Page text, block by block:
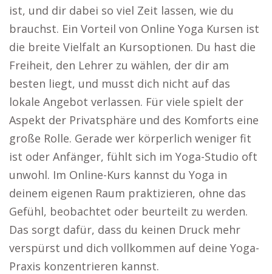
ist, und dir dabei so viel Zeit lassen, wie du
brauchst. Ein Vorteil von Online Yoga Kursen ist
die breite Vielfalt an Kursoptionen. Du hast die
Freiheit, den Lehrer zu wählen, der dir am
besten liegt, und musst dich nicht auf das
lokale Angebot verlassen. Für viele spielt der
Aspekt der Privatsphäre und des Komforts eine
große Rolle. Gerade wer körperlich weniger fit
ist oder Anfänger, fühlt sich im Yoga-Studio oft
unwohl. Im Online-Kurs kannst du Yoga in
deinem eigenen Raum praktizieren, ohne das
Gefühl, beobachtet oder beurteilt zu werden.
Das sorgt dafür, dass du keinen Druck mehr
verspürst und dich vollkommen auf deine Yoga-
Praxis konzentrieren kannst.